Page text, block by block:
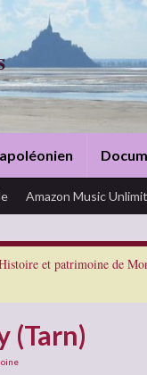
Amazon Music
et patrimoine de
(Tarn)